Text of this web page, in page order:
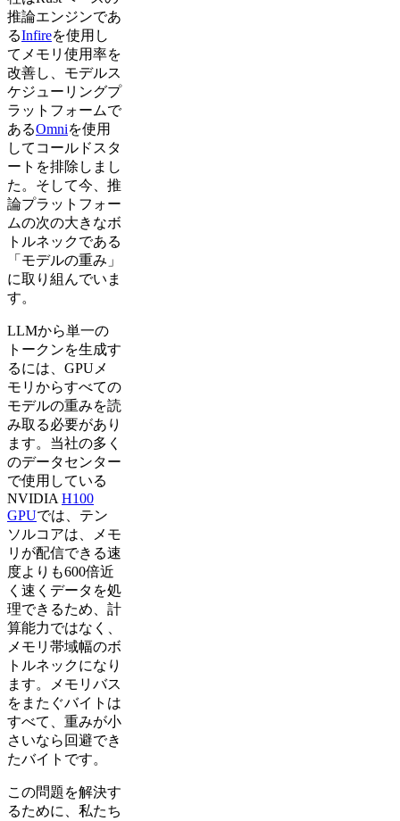
推論エンジンであ
るInfireを使用し
てメモリ使用率を
改善し、モデルス
ケジューリングプ
ラットフォームで
あるOmniを使用
してコールドスタ
ートを排除しまし
た。そして今、推
論プラットフォー
ムの次の大きなボ
トルネックである
「モデルの重み」
に取り組んでいま
す。
LLMから単一の
トークンを生成す
るには、GPUメ
モリからすべての
モデルの重みを読
み取る必要があり
ます。当社の多く
のデータセンター
で使用している
NVIDIA H100
GPUでは、テン
ソルコアは、メモ
リが配信できる速
度よりも600倍近
く速くデータを処
理できるため、計
算能力ではなく、
メモリ帯域幅のボ
トルネックになり
ます。メモリバス
をまたぐバイトは
すべて、重みが小
さいなら回避でき
たバイトです。
この問題を解決す
るために、私たち